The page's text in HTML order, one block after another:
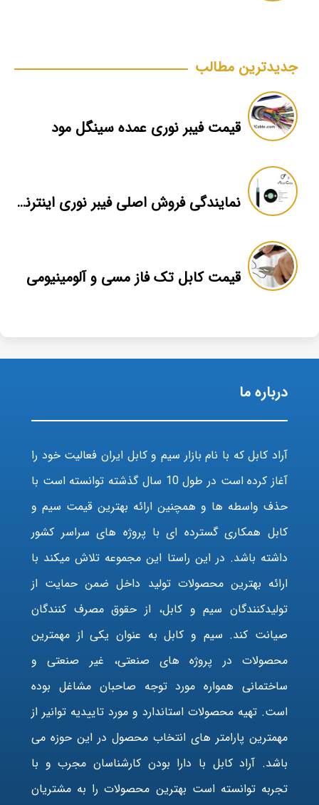
جدیدترین مطالب
قیمت فیبر نوری عمده سینگل مود
نمایندگی فروش اصلی فیبر نوری اینترنت nexans
قیمت کابل تک فاز مسی و آلومینیومی
درباره ما
آراد کابل که با نام بازار سیم و کابل ایران فعالیت خود را
آغاز کرده است در طول 10 سال گذشته توانسته است با
حذف واسطه ها و همچنین ارائه بهترین قیمت سیم و
کابل همکاری گسترده ای با پروژه های سراسر کشور
داشته باشد. در این راستا این مجموعه تلاش میکند با
ارائه بهترین محصولات تولید داخل ضمن حمایت از
تولیدکنندگان سیم و کابل، از حقوق مصرف کنندگان
صیانت کند. سیم و کابل به عنوان یکی از مهمترین
محصولات در پروژه های صنعتی، غیر صنعتی و
ساختمانی همواره مورد توجه صاحبان مشاغل بوده
است. تهیه محصولات استاندارد و مورد تاییدیه توانیر از
مهمترین پارامتر های انتخاب محصول در این حوزه می
باشد. آراد کابل با دارا بودن کارشناسان مجرب و با
تجربه توانسته است بهترین محصولات را به مشتریان